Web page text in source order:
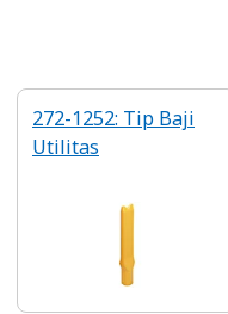
272-1252: Tip Baji
Utilitas